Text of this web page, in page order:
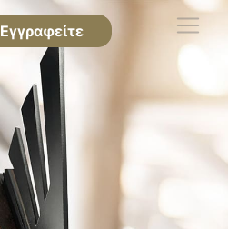
Εγγραφείτε